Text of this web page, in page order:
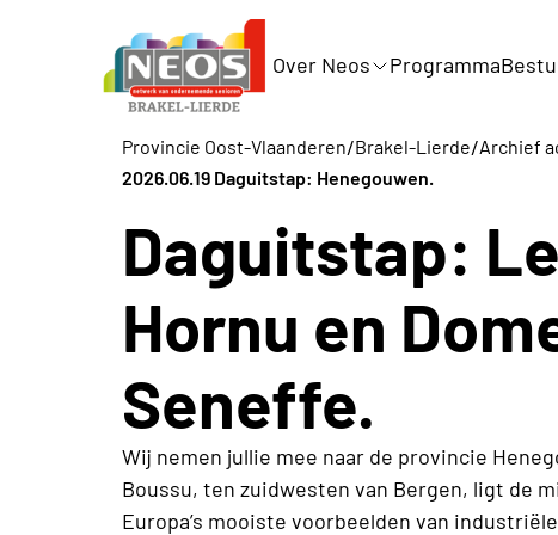
Over Neos Programma
Provincie Oost-Vlaanderen/Brakel-Lierde/Archief
2026.06.19 Daguitstap: Henegouwen.
Daguitstap:
Hornu en
Seneffe.
Wij nemen jullie mee naar de provincie
Boussu, ten zuidwesten van Bergen, ligt de
Europa’s mooiste voorbeelden van